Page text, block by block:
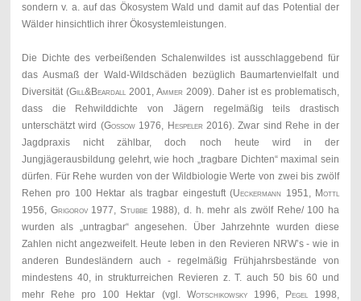
sondern v. a. auf das Ökosystem Wald und damit auf das Potential der
Wälder hinsichtlich ihrer Ökosystemleistungen.
Die Dichte des verbeißenden Schalenwildes ist ausschlaggebend für
das Ausmaß der Wald-Wildschäden bezüglich Baumartenvielfalt und
Diversität (Gill&Beardall 2001, Ammer 2009). Daher ist es problematisch,
dass die Rehwilddichte von Jägern regelmäßig teils drastisch
unterschätzt wird (Gossow1976, Hespeler 2016). Zwar sind Rehe in der
Jagdpraxis nicht zählbar, doch noch heute wird in der
Jungjägerausbildung gelehrt, wie hoch „tragbare Dichten“ maximal sein
dürfen. Für Rehe wurden von der Wildbiologie Werte von zwei bis zwölf
Rehen pro 100 Hektar als tragbar eingestuft (Ueckermann 1951, Mottl
1956, Grigorov 1977, Stubbe 1988), d. h. mehr als zwölf Rehe/ 100 ha
wurden als „untragbar“ angesehen. Über Jahrzehnte wurden diese
Zahlen nicht angezweifelt. Heute leben in den Revieren NRW’s - wie in
anderen Bundesländern auch - regelmäßig Frühjahrsbestände von
mindestens 40, in strukturreichen Revieren z. T. auch 50 bis 60 und
mehr Rehe pro 100 Hektar (vgl. Wotschikowsky 1996, Pegel 1998,